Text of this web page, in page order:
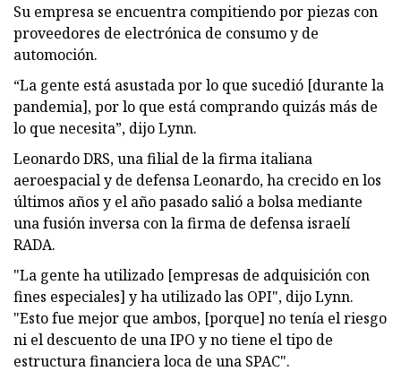
Su empresa se encuentra compitiendo por piezas con
proveedores de electrónica de consumo y de
automoción.
“La gente está asustada por lo que sucedió [durante la
pandemia], por lo que está comprando quizás más de
lo que necesita”, dijo Lynn.
Leonardo DRS, una filial de la firma italiana
aeroespacial y de defensa Leonardo, ha crecido en los
últimos años y el año pasado salió a bolsa mediante
una fusión inversa con la firma de defensa israelí
RADA.
"La gente ha utilizado [empresas de adquisición con
fines especiales] y ha utilizado las OPI", dijo Lynn.
"Esto fue mejor que ambos, [porque] no tenía el riesgo
ni el descuento de una IPO y no tiene el tipo de
estructura financiera loca de una SPAC".